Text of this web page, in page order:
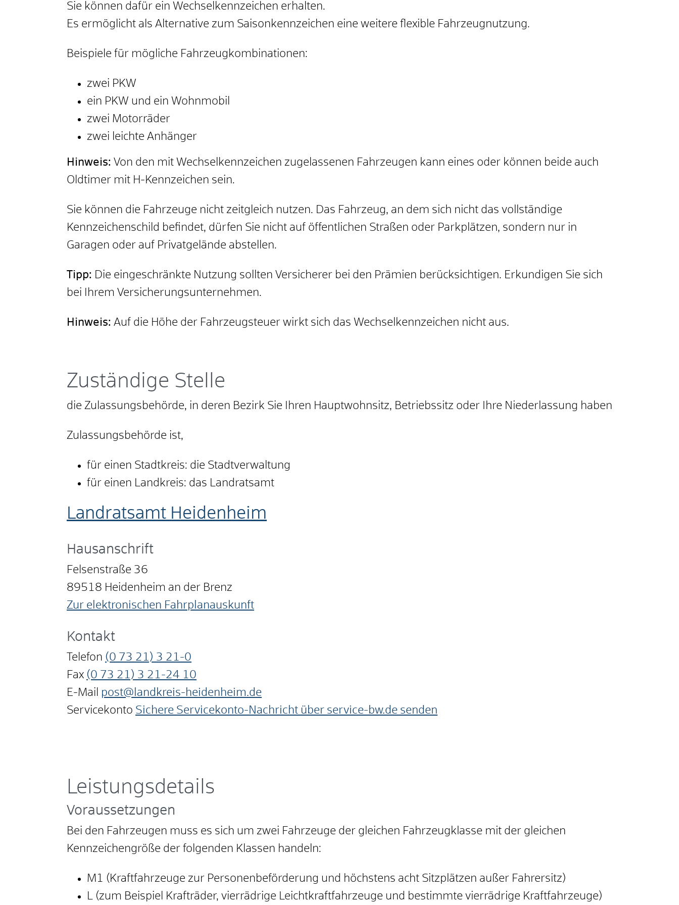
Sie können dafür ein Wechselkennzeichen erhalten.
Es ermöglicht als Alternative zum Saisonkennzeichen eine weitere flexible Fahrzeugnutzung.
Beispiele für mögliche Fahrzeugkombinationen:
zwei PKW
ein PKW und ein Wohnmobil
zwei Motorräder
zwei leichte Anhänger
Hinweis: Von den mit Wechselkennzeichen zugelassenen Fahrzeugen kann eines oder können beide auch
Oldtimer mit H-Kennzeichen sein.
Sie können die Fahrzeuge nicht zeitgleich nutzen. Das Fahrzeug, an dem sich nicht das vollständige
Kennzeichenschild befindet, dürfen Sie nicht auf öffentlichen Straßen oder Parkplätzen, sondern nur in
Garagen oder auf Privatgelände abstellen.
Tipp: Die eingeschränkte Nutzung sollten Versicherer bei den Prämien berücksichtigen. Erkundigen Sie sich
bei Ihrem Versicherungsunternehmen.
Hinweis: Auf die Höhe der Fahrzeugsteuer wirkt sich das Wechselkennzeichen nicht aus.
Zuständige Stelle
die Zulassungsbehörde, in deren Bezirk Sie Ihren Hauptwohnsitz, Betriebssitz oder Ihre Niederlassung haben
Zulassungsbehörde ist,
für einen Stadtkreis: die Stadtverwaltung
für einen Landkreis: das Landratsamt
Landratsamt Heidenheim
Hausanschrift
Felsenstraße 36
89518 Heidenheim an der Brenz
Zur elektronischen Fahrplanauskunft
Kontakt
Telefon (0 73 21) 3 21-0
Fax (0 73 21) 3 21-24 10
E-Mail post@landkreis-heidenheim.de
Servicekonto Sichere Servicekonto-Nachricht über service-bw.de senden
Leistungsdetails
Voraussetzungen
Bei den Fahrzeugen muss es sich um zwei Fahrzeuge der gleichen Fahrzeugklasse mit der gleichen
Kennzeichengröße der folgenden Klassen handeln:
M1 (Kraftfahrzeuge zur Personenbeförderung und höchstens acht Sitzplätzen außer Fahrersitz)
L (zum Beispiel Krafträder, vierrädrige Leichtkraftfahrzeuge und bestimmte vierrädrige Kraftfahrzeuge)